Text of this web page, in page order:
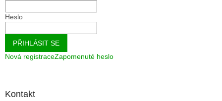
Heslo
PŘIHLÁSIT SE
Nová registraceZapomenuté heslo
Kontakt